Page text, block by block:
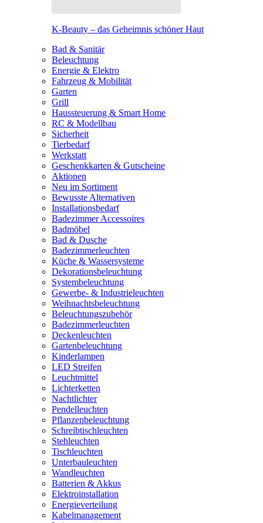
K-Beauty – das Geheimnis schöner Haut
Bad & Sanitär
Beleuchtung
Energie & Elektro
Fahrzeug & Mobilität
Garten
Grill
Haussteuerung & Smart Home
RC & Modellbau
Sicherheit
Tierbedarf
Werkstatt
Geschenkkarten & Gutscheine
Aktionen
Neu im Sortiment
Bewusste Alternativen
Installationsbedarf
Badezimmer Accessoires
Badmöbel
Bad & Dusche
Badezimmerleuchten
Küche & Wassersysteme
Dekorationsbeleuchtung
Systembeleuchtung
Gewerbe- & Industrieleuchten
Weihnachtsbeleuchtung
Beleuchtungszubehör
Badezimmerleuchten
Deckenleuchten
Gartenbeleuchtung
Kinderlampen
LED Streifen
Leuchtmittel
Lichterketten
Nachtlichter
Pendelleuchten
Pflanzenbeleuchtung
Schreibtischleuchten
Stehleuchten
Tischleuchten
Unterbauleuchten
Wandleuchten
Batterien & Akkus
Elektroinstallation
Energieverteilung
Kabelmanagement